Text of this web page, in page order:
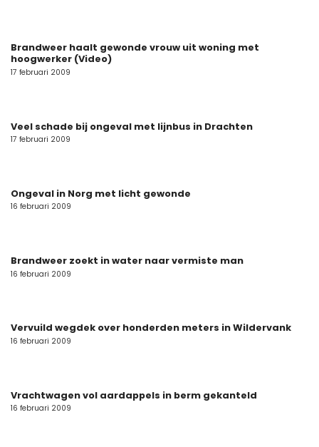
Brandweer haalt gewonde vrouw uit woning met
hoogwerker (Video)
17 februari 2009
Veel schade bij ongeval met lijnbus in Drachten
17 februari 2009
Ongeval in Norg met licht gewonde
16 februari 2009
Brandweer zoekt in water naar vermiste man
16 februari 2009
Vervuild wegdek over honderden meters in Wildervank
16 februari 2009
Vrachtwagen vol aardappels in berm gekanteld
16 februari 2009